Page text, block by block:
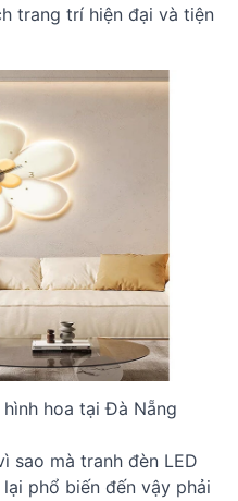
trang trí hiện đại và tiện
hoa tại Đà Nẵng
sao mà tranh đèn LED
phổ biến đến vậy phải